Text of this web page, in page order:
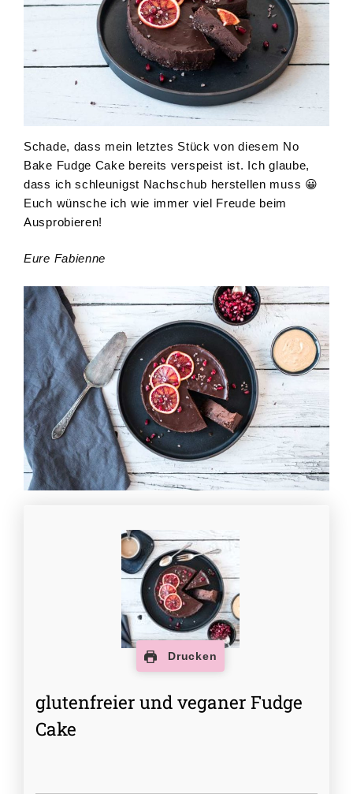
Schade, dass mein letztes Stück von diesem No
Bake Fudge Cake bereits verspeist ist. Ich glaube,
dass ich schleunigst Nachschub herstellen muss 😀
Euch wünsche ich wie immer viel Freude beim
Ausprobieren!
Eure Fabienne
Drucken
glutenfreier und veganer Fudge
Cake